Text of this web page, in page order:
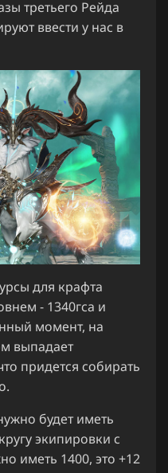
третьего Рейда
ввести у нас в
для крафта
- 1340гса и
момент, на
выпадает
придется собирать
будет иметь
экипировки с
иметь 1400, это +12